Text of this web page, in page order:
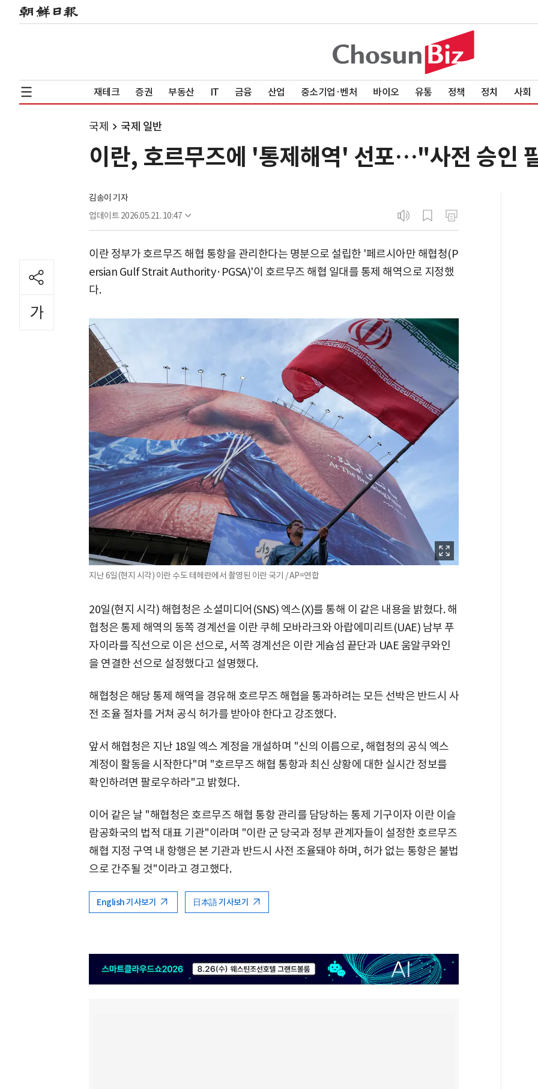
재테크 증권 부동산 IT 금융 산업 중소기업·벤처 바이오 유통 정책 정치 사회
국제 국제 일반
이란, 호르무즈에 '통제해역' 선포…"사전 승인
김송이 기자
업데이트 2026.05.21. 10:47
이란 정부가 호르무즈 해협 통항을 관리한다는 명분으로 설립한 '페르시아만 해협청(P
ersian Gulf Strait Authority·PGSA)'이 호르무즈 해협 일대를 통제 해역으로 지정했
다.
지난 6일(현지 시각) 이란 수도 테헤란에서 촬영된 이란 국기 / AP=연합
20일(현지 시각) 해협청은 소셜미디어(SNS) 엑스(X)를 통해 이 같은 내용을 밝혔다. 해
협청은 통제 해역의 동쪽 경계선을 이란 쿠헤 모바라크와 아랍에미리트(UAE) 남부 푸
자이라를 직선으로 이은 선으로, 서쪽 경계선은 이란 게슘섬 끝단과 UAE 움알쿠와인
을 연결한 선으로 설정했다고 설명했다.
해협청은 해당 통제 해역을 경유해 호르무즈 해협을 통과하려는 모든 선박은 반드시 사
전 조율 절차를 거쳐 공식 허가를 받아야 한다고 강조했다.
앞서 해협청은 지난 18일 엑스 계정을 개설하며 "신의 이름으로, 해협청의 공식 엑스
계정이 활동을 시작한다"며 "호르무즈 해협 통항과 최신 상황에 대한 실시간 정보를
확인하려면 팔로우하라"고 밝혔다.
이어 같은 날 "해협청은 호르무즈 해협 통항 관리를 담당하는 통제 기구이자 이란 이슬
람공화국의 법적 대표 기관"이라며 "이란 군 당국과 정부 관계자들이 설정한 호르무즈
해협 지정 구역 내 항행은 본 기관과 반드시 사전 조율돼야 하며, 허가 없는 통항은 불법
으로 간주될 것"이라고 경고했다.
English 기사보기 日本語 기사보기